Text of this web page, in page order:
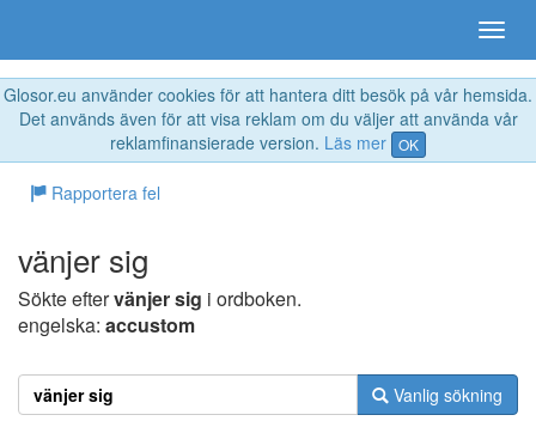
Glosor.eu använder cookies för att hantera ditt besök på vår hemsida.
Det används även för att visa reklam om du väljer att använda vår
reklamfinansierade version. Läs mer OK
Rapportera fel
vänjer sig
Sökte eftervänjer sig i ordboken.
engelska: accustom
Vanlig sökning